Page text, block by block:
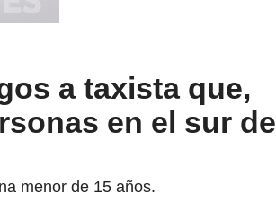
a taxista que,
en el sur de
menor de 15 años.